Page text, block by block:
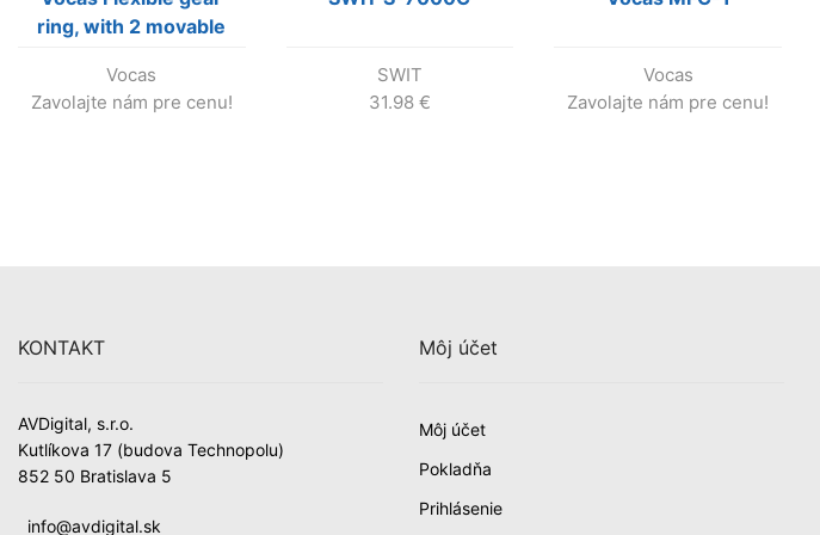
ring, with 2 movable
Vocas
Zavolajte nám pre cenu!
SWIT
31.98 €
Vocas
Zavolajte nám pre cenu!
KONTAKT
AVDigital, s.r.o.
Kutlíkova 17 (budova Technopolu)
852 50 Bratislava 5
info@avdigital.sk
Môj účet
Môj účet
Pokladňa
Prihlásenie